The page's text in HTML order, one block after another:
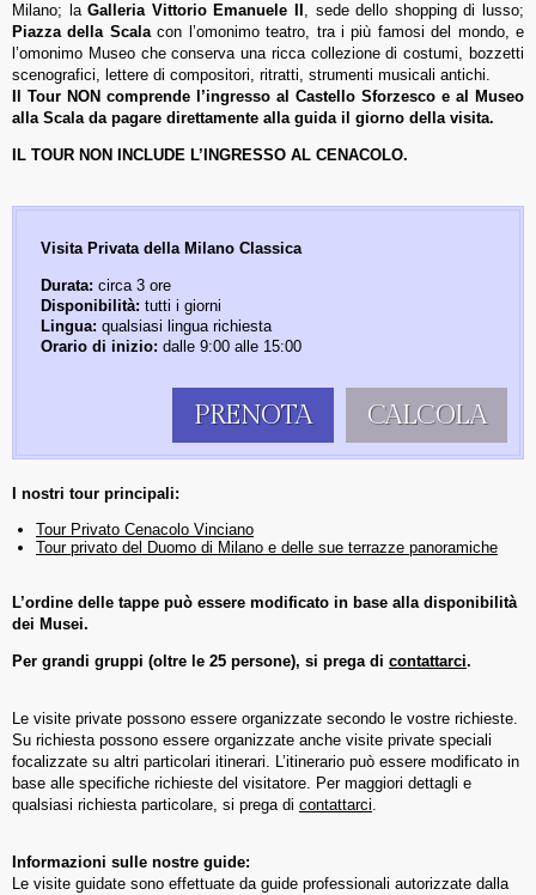
Milano; laGalleria Vittorio Emanuele II , sede dello shopping di lusso;
Piazza della Scalacon l’omonimo teatro, tra i più famosi del mondo, e
l’omonimo Museo che conserva una ricca collezione di costumi, bozzetti
scenografici, lettere di compositori, ritratti, strumenti musicali antichi.
Il Tour NON comprende l’ingresso al Castello Sforzesco e al Museo
alla Scala da pagare direttamente alla guida il giorno della visita.
IL TOUR NON INCLUDE L’INGRESSO AL CENACOLO.
Visita Privata della Milano Classica
Durata: circa 3 ore
Disponibilità: tutti i giorni
Lingua: qualsiasi lingua richiesta
Orario di inizio: dalle 9:00 alle 15:00
CALCOLA
PRENOTA
I nostri tour principali:
Tour Privato Cenacolo Vinciano
Tour privato del Duomo di Milano e delle sue terrazze panoramiche
L’ordine delle tappe può essere modificato in base alla disponibilità
dei Musei.
Per grandi gruppi (oltre le 25 persone), si prega di contattarci.
Le visite private possono essere organizzate secondo le vostre richieste.
Su richiesta possono essere organizzate anche visite private speciali
focalizzate su altri particolari itinerari. L’itinerario può essere modificato in
base alle specifiche richieste del visitatore. Per maggiori dettagli e
qualsiasi richiesta particolare, si prega di contattarci.
Informazioni sulle nostre guide:
Le visite guidate sono effettuate da guide professionali autorizzate dalla